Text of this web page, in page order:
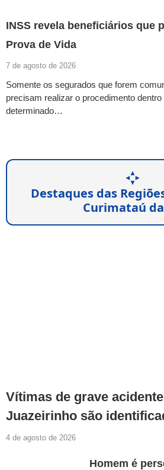
INSS revela beneficiários que
Prova de Vida
7 de agosto de 2026
Somente os segurados que forem
precisam realizar o procedimento dentro
determinado…
Destaques das
Curimataú
Vítimas de grave
Juazeirinho são
4 de agosto de 2026
Homem é